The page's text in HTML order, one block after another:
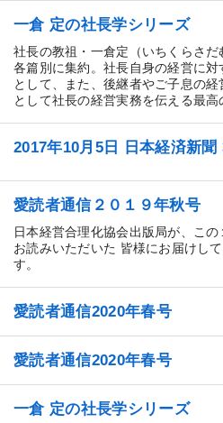
一倉 定の社長学シリーズ
社長の教祖・一倉定（いちくらさ
各篇別に集約。社長自身の経営に
として、また、後継者やご子息の
として社長の経営実務を伝える最高
2017年10月5日 日本経済新聞
愛読者通信２０１９年秋号
日本経営合理化協会出版局が、こ
お読みいただいた 皆様にお届けし
す。
愛読者通信2020年春号
愛読者通信2020年春号
一倉 定の社長学シリーズ